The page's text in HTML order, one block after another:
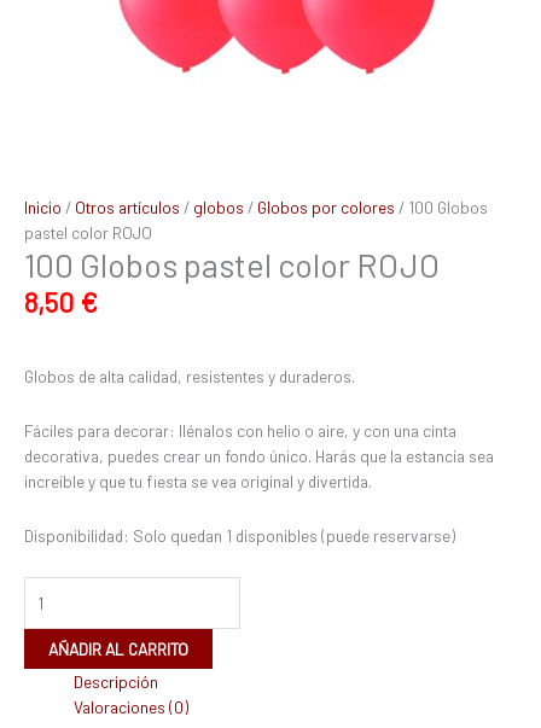
Inicio / Otros artículos / globos / Globos por colores / 100 Globos
pastel color ROJO
100 Globos pastel color ROJO
8,50 €
Globos de alta calidad, resistentes y duraderos.
Fáciles para decorar: llénalos con helio o aire, y con una cinta
decorativa, puedes crear un fondo único. Harás que la estancia sea
increíble y que tu fiesta se vea original y divertida.
Disponibilidad: Solo quedan 1 disponibles (puede reservarse)
AÑADIR AL CARRITO
Descripción
Valoraciones (0)